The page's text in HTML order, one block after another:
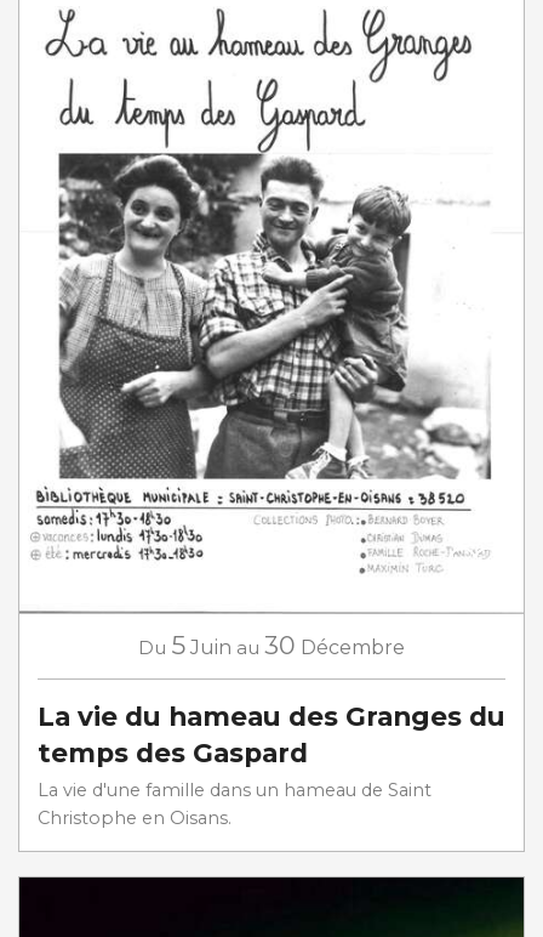
Du 5 Juin au 30 Décembre
La vie du hameau des Granges du
temps des Gaspard
La vie d'une famille dans un hameau de Saint
Christophe en Oisans.